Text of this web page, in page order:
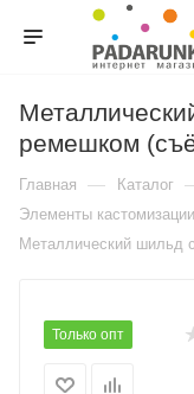
ремешком
Главная — Каталог
Элементы кастомизации
Металлический шильд
Только опт